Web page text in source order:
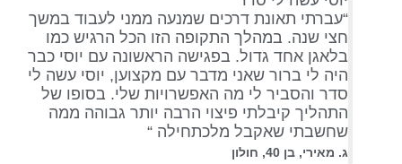
“עברתי תאונת דרכים שמנעה ממני לעבוד במשך
חצי שנה. במהלך התקופה הזו הכל הרגיש כמו
בלאגן אחד גדול. בפגישה הראשונה עם יוסי כבר
היה לי ברור שאני מדבר עם מקצוען, יוסי עשה לי
סדר והסביר לי מה האפשרויות שלי. בסופו של
התהליך קיבלתי פיצוי הרבה יותר גבוהה ממה
שחשבתי שאקבל מלכתחילה “
ג. מאירי, בן 40, חולון